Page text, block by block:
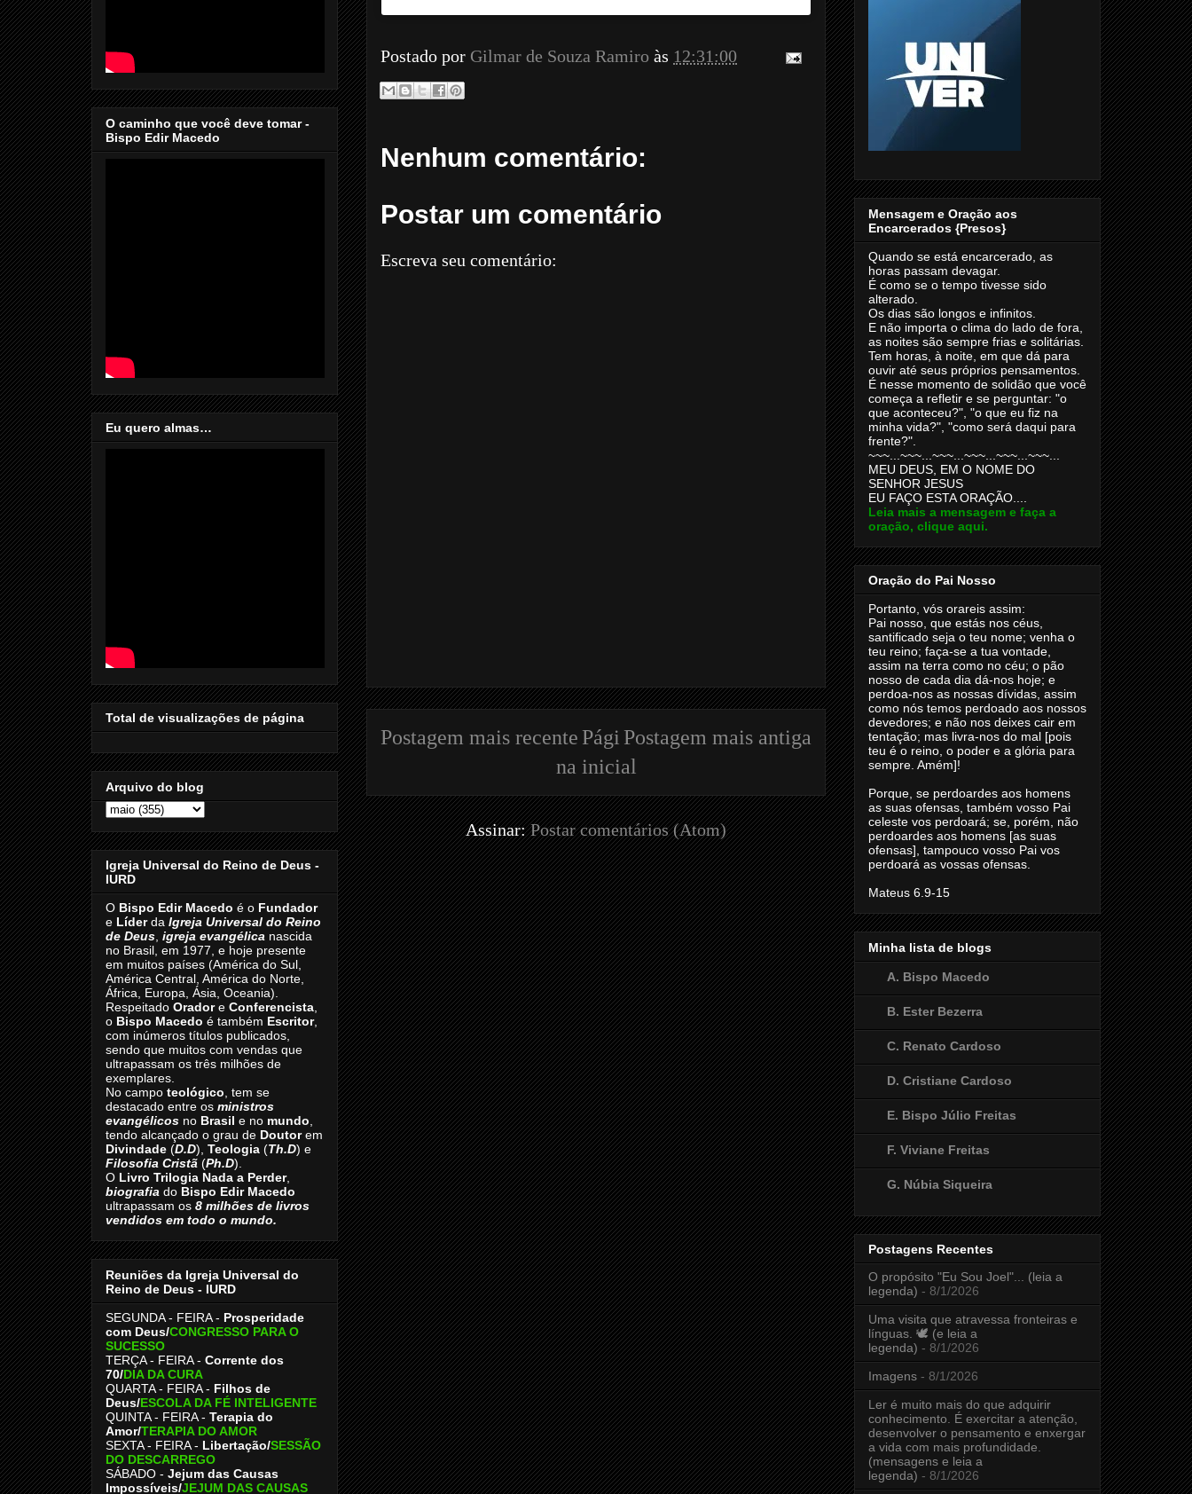
Postado por Gilmar de Souza Ramiro às 12:31:00
Nenhum comentário:
Postar um comentário
Escreva seu comentário:
Postagem mais recente Postagem mais antiga
Pági
na inicial
Assinar:Postar comentários (Atom)
O caminho que você deve tomar -
Bispo Edir Macedo
Eu quero almas…
Total de visualizações de página
Arquivo do blog
Igreja Universal do Reino de Deus -
IURD
O Bispo Edir Macedo é o Fundador
e Líderda Igreja Universal do Reino
de Deus, igreja evangélica nascida
no Brasil, em 1977, e hoje presente
em muitos países (América do Sul,
América Central, América do Norte,
África, Europa, Ásia, Oceania).
Respeitado Oradore Conferencista,
o Bispo Macedo é também Escritor,
com inúmeros títulos publicados,
sendo que muitos com vendas que
ultrapassam os três milhões de
exemplares.
No campo teológico, tem se
destacado entre os ministros
evangélicos no Brasil e no mundo,
tendo alcançado o grau de Doutorem
Divindade (D.D), Teologia (Th.D) e
Filosofia Cristã (Ph.D).
O Livro Trilogia Nada a Perder,
biografia do Bispo Edir Macedo
ultrapassam os 8 milhões de livros
vendidos em todo o mundo.
Reuniões da Igreja Universal do
Reino de Deus - IURD
SEGUNDA - FEIRA - Prosperidade
com Deus/CONGRESSO PARA O
SUCESSO
TERÇA - FEIRA - Corrente dos
70/DIA DA CURA
QUARTA - FEIRA - Filhos de
Deus/ESCOLA DA FÉ INTELIGENTE
QUINTA - FEIRA - Terapia do
Amor/TERAPIA DO AMOR
SEXTA - FEIRA - Libertação/SESSÃO
DO DESCARREGO
SÁBADO - Jejum das Causas
Impossíveis/JEJUM DAS CAUSAS
Mensagem e Oração aos
Encarcerados {Presos}
Quando se está encarcerado, as
horas passam devagar.
É como se o tempo tivesse sido
alterado.
Os dias são longos e infinitos.
E não importa o clima do lado de fora,
as noites são sempre frias e solitárias.
Tem horas, à noite, em que dá para
ouvir até seus próprios pensamentos.
É nesse momento de solidão que você
começa a refletir e se perguntar: "o
que aconteceu?", "o que eu fiz na
minha vida?", "como será daqui para
frente?".
~~~...~~~...~~~...~~~...~~~...~~~...
MEU DEUS, EM O NOME DO
SENHOR JESUS
EU FAÇO ESTA ORAÇÃO....
Leia mais a mensagem e faça a
oração, clique aqui.
Oração do Pai Nosso
Portanto, vós orareis assim:
Pai nosso, que estás nos céus,
santificado seja o teu nome; venha o
teu reino; faça-se a tua vontade,
assim na terra como no céu; o pão
nosso de cada dia dá-nos hoje; e
perdoa-nos as nossas dívidas, assim
como nós temos perdoado aos nossos
devedores; e não nos deixes cair em
tentação; mas livra-nos do mal [pois
teu é o reino, o poder e a glória para
sempre. Amém]!
Porque, se perdoardes aos homens
as suas ofensas, também vosso Pai
celeste vos perdoará; se, porém, não
perdoardes aos homens [as suas
ofensas], tampouco vosso Pai vos
perdoará as vossas ofensas.
Mateus 6.9-15
Minha lista de blogs
A. Bispo Macedo
B. Ester Bezerra
C. Renato Cardoso
D. Cristiane Cardoso
E. Bispo Júlio Freitas
F. Viviane Freitas
G. Núbia Siqueira
Postagens Recentes
O propósito "Eu Sou Joel"... (leia a
legenda) - 8/1/2026
Uma visita que atravessa fronteiras e
línguas. 🕊️ (e leia a
legenda) - 8/1/2026
Imagens - 8/1/2026
Ler é muito mais do que adquirir
conhecimento. É exercitar a atenção,
desenvolver o pensamento e enxergar
a vida com mais profundidade.
(mensagens e leia a
legenda) - 8/1/2026